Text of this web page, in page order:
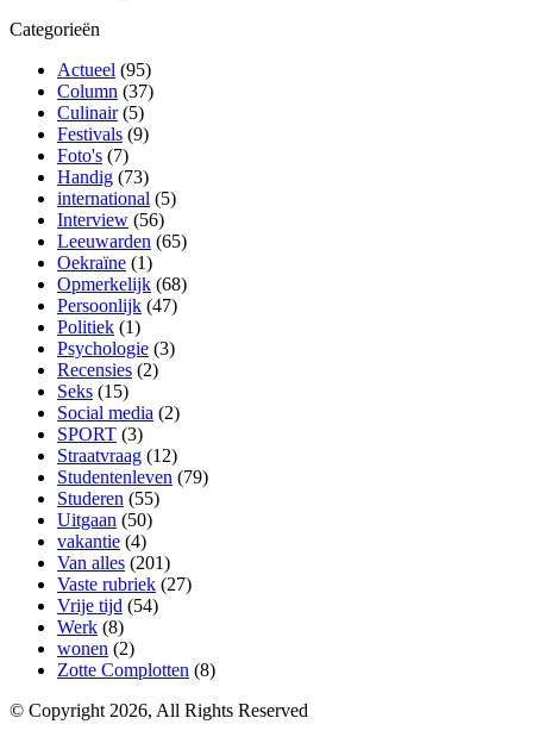
Categorieën
Actueel (95)
Column (37)
Culinair(5)
Festivals (9)
Foto's (7)
Handig (73)
international (5)
Interview (56)
Leeuwarden (65)
Oekraïne (1)
Opmerkelijk (68)
Persoonlijk (47)
Politiek (1)
Psychologie (3)
Recensies (2)
Seks (15)
Social media (2)
SPORT (3)
Straatvraag (12)
Studentenleven (79)
Studeren (55)
Uitgaan (50)
vakantie (4)
Van alles (201)
Vaste rubriek (27)
Vrije tijd (54)
Werk (8)
wonen (2)
Zotte Complotten (8)
© Copyright 2026, All Rights Reserved